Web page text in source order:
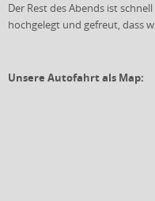
Der Rest des Abends ist
hochgelegt und gefreut, dass
Unsere Autofahrt als Map: